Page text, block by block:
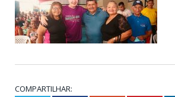
COMPARTILHAR: